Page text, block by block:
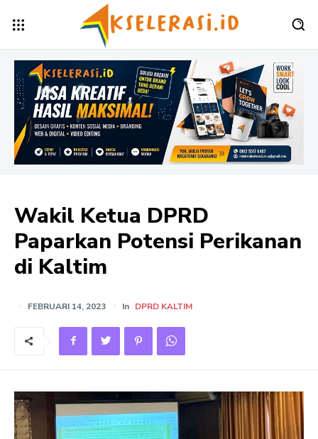
Wakil Ketua DPRD
Paparkan Potensi Perikanan
di Kaltim
FEBRUARI 14, 2023 In DPRD KALTIM